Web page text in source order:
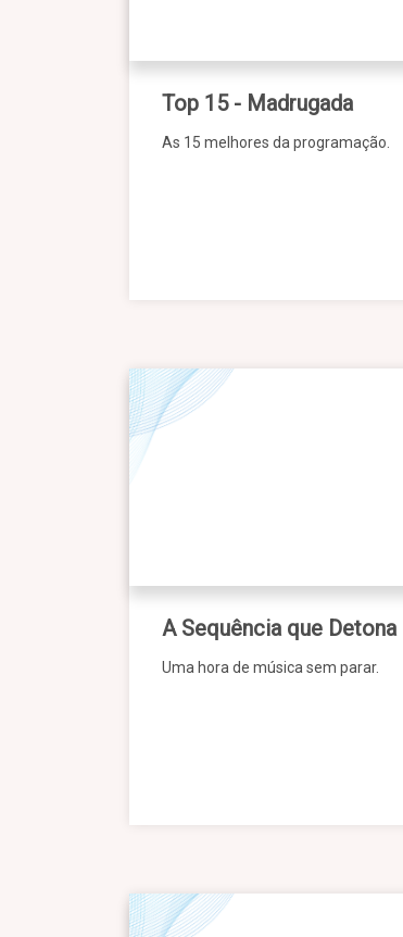
Top 15 - Madrugada
As 15 melhores da programação.
A Sequência que Detona
Uma hora de música sem parar.